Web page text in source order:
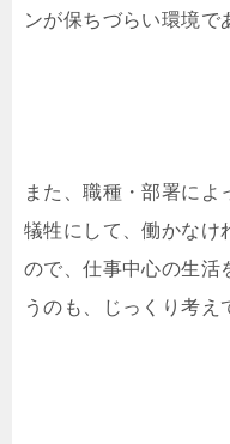
ンが保ちづらい環境で
また、職種・部署によ
犠牲にして、働かなけ
ので、仕事中心の生活
うのも、じっくり考え